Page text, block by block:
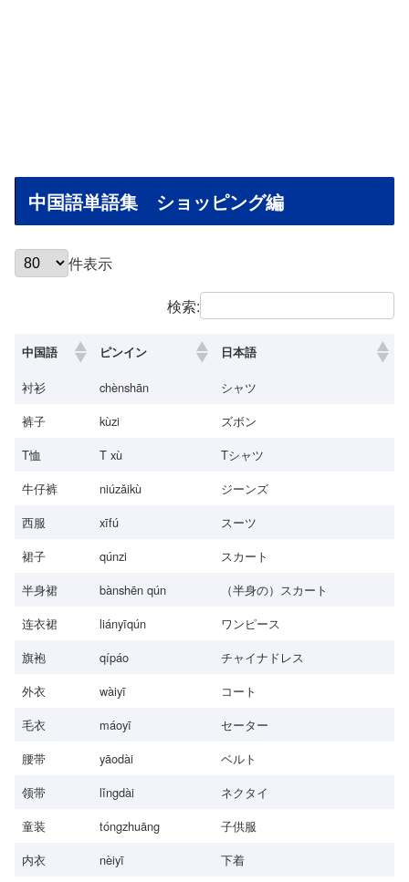
中国語単語集 ショッピング編
件表示
検索:
中国語 ピンイン 日本語
衬衫 chènshān
シャツ
裤子
kùzi
ズボン
T恤
T xù
Tシャツ
牛仔裤
niúzǎikù
ジーンズ
西服
xīfú
スーツ
裙子
qúnzi
スカート
半身裙
bànshēn qún
（半身の）スカート
连衣裙
liányīqún
ワンピース
旗袍
qípáo
チャイナドレス
外衣
wàiyī
コート
毛衣
máoyī
セーター
腰带
yāodài
ベルト
领带
lǐngdài
ネクタイ
童装
tóngzhuāng
子供服
内衣
nèiyī
下着